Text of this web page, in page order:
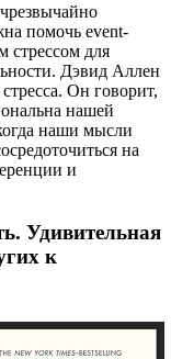
помочь event-
стрессом для
Дэвид Аллен
Он говорит,
нашей
наши мысли
на
и
Удивительная
к